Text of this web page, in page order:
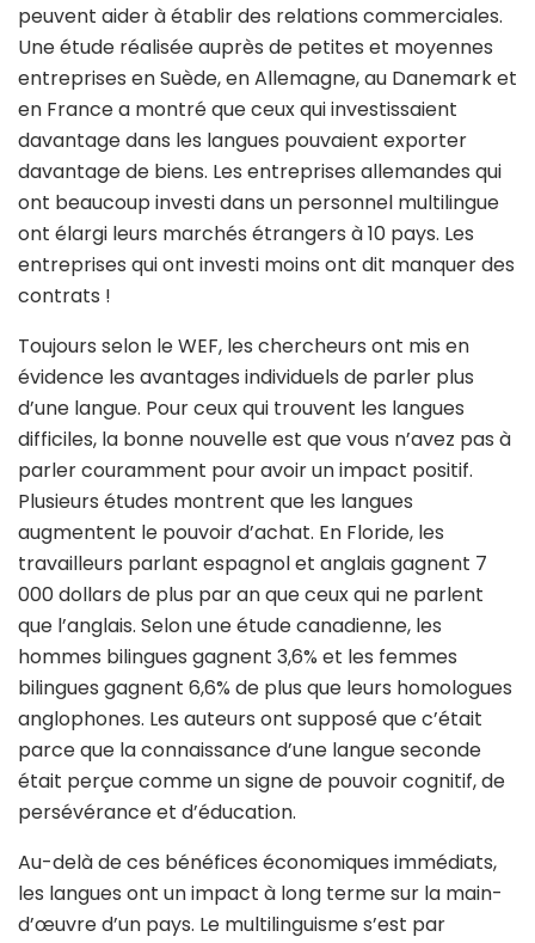
peuvent aider à établir des relations commerciales.
Une étude réalisée auprès de petites et moyennes
entreprises en Suède, en Allemagne, au Danemark et
en France a montré que ceux qui investissaient
davantage dans les langues pouvaient exporter
davantage de biens. Les entreprises allemandes qui
ont beaucoup investi dans un personnel multilingue
ont élargi leurs marchés étrangers à 10 pays. Les
entreprises qui ont investi moins ont dit manquer des
contrats !
Toujours selon le WEF, les chercheurs ont mis en
évidence les avantages individuels de parler plus
d’une langue. Pour ceux qui trouvent les langues
difficiles, la bonne nouvelle est que vous n’avez pas à
parler couramment pour avoir un impact positif.
Plusieurs études montrent que les langues
augmentent le pouvoir d’achat. En Floride, les
travailleurs parlant espagnol et anglais gagnent 7
000 dollars de plus par an que ceux qui ne parlent
que l’anglais. Selon une étude canadienne, les
hommes bilingues gagnent 3,6% et les femmes
bilingues gagnent 6,6% de plus que leurs homologues
anglophones. Les auteurs ont supposé que c’était
parce que la connaissance d’une langue seconde
était perçue comme un signe de pouvoir cognitif, de
persévérance et d’éducation.
Au-delà de ces bénéfices économiques immédiats,
les langues ont un impact à long terme sur la main-
d’œuvre d’un pays. Le multilinguisme s’est par